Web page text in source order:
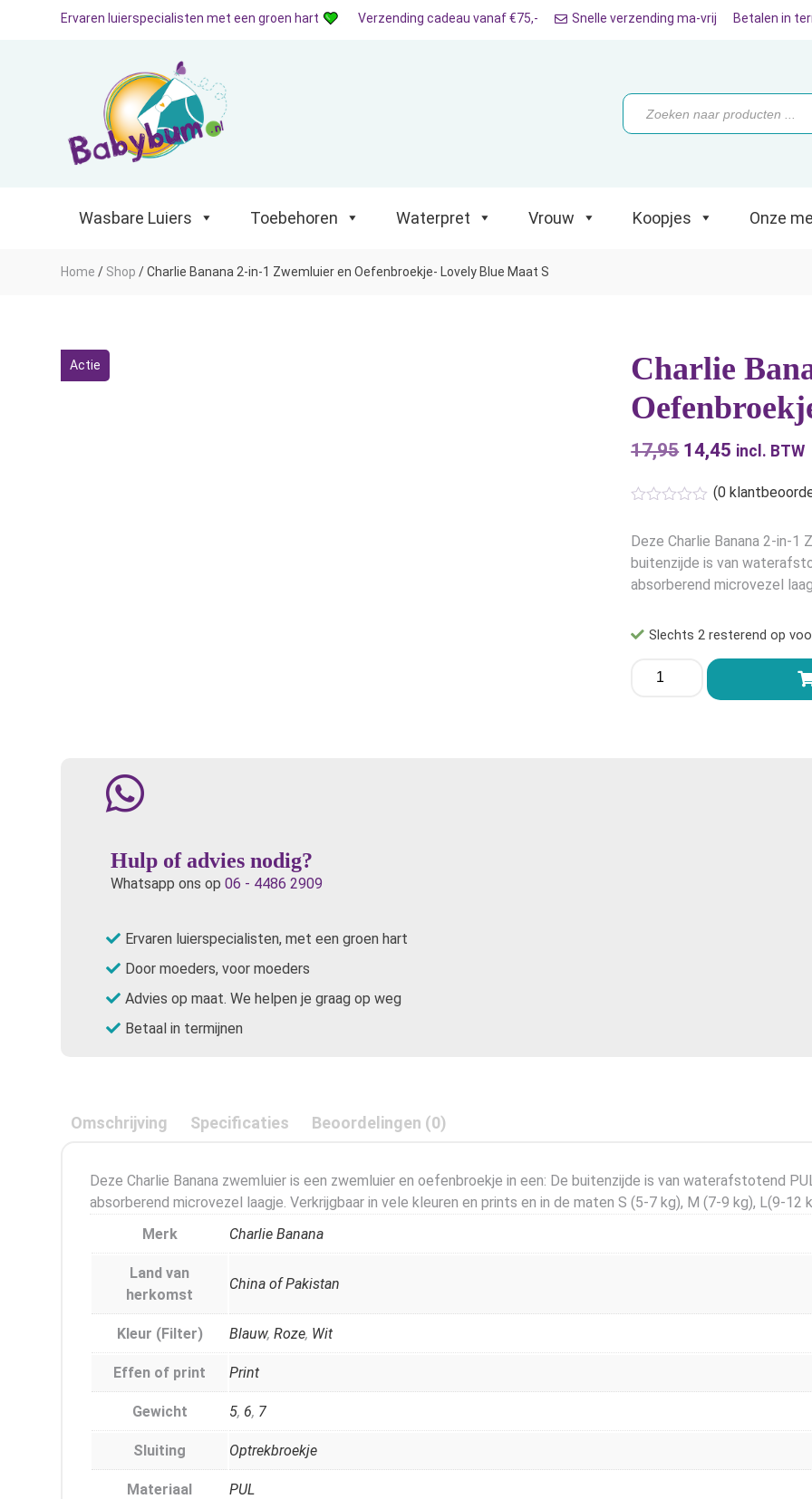
Wasbare Luiers Toebehoren Koopjes Onze merken
Ervaren luierspecialisten met een groen hart Verzending cadeau vanaf €75,- Snelle verzending ma-vrij Betalen in
Producten
zoeken
Wasbare Luiers Toebehoren Waterpret Vrouw Koopjes Onze
Home / Shop /Charlie Banana 2-in-1 Zwemluier en Oefenbroekje- Lovely Blue Maat S
Actie
Charlie
17,95 Oorspronkelijke
was:
€17,95.
14,45 Huidige
€14,45.
incl. BTW
(0
Deze Charlie Banana 2-in-1
buitenzijde is van
absorberend microvezel
Slechts 2 resterend op
Charlie
Hulp of advies nodig?
Whatsapp ons op 06 - 4486 2909
Ervaren luierspecialisten, met een groen hart
Door moeders, voor moeders
Advies op maat. We helpen je graag op weg
Betaal in termijnen
Omschrijving Specificaties Beoordelingen (0)
Deze Charlie Banana zwemluier is een zwemluier en oefenbroekje in een: De buitenzijde is van waterafstotend
absorberend microvezel laagje. Verkrijgbaar in vele kleuren en prints en in de maten S (5-7 kg), M (7-9 kg), L(9-12
Merk
Charlie Banana
Land van
herkomst
China of Pakistan
Kleur (Filter) Blauw, Roze, Wit
Effen of print Print
Gewicht 5, 6, 7
Sluiting Optrekbroekje
Materiaal PUL